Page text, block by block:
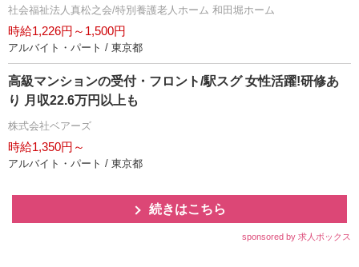
社会福祉法人真松之会/特別養護老人ホーム 和田堀ホーム
時給1,226円～1,500円
アルバイト・パート / 東京都
高級マンションの受付・フロント/駅スグ 女性活躍!研修あ
り 月収22.6万円以上も
株式会社ベアーズ
時給1,350円～
アルバイト・パート / 東京都
続きはこちら
sponsored by 求人ボックス